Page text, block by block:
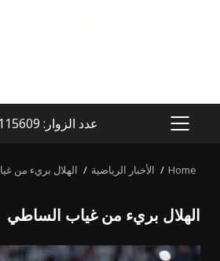
PRIMARY
عدد الزوار: 1115609
Home الأخبار الرياضية الهلال بريء من
الهلال بريء من غياب الساطي